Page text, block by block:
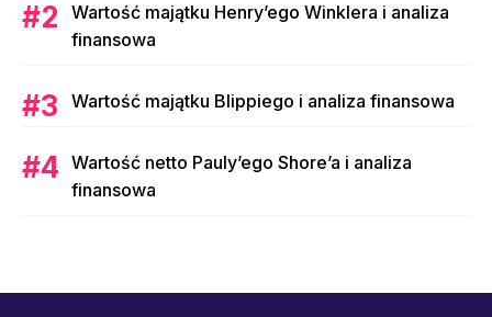
Wartość majątku Henry’ego Winklera i analiza
finansowa
Wartość majątku Blippiego i analiza finansowa
Wartość netto Pauly’ego Shore’a i analiza
finansowa